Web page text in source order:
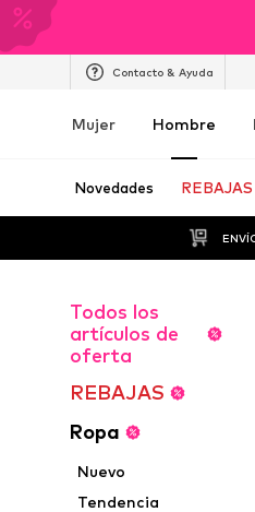
Contacto & Ayuda
Mujer Hombre
Novedades REBAJAS
Todos los
artículos de
oferta
REBAJAS
Ropa
Nuevo
Tendencia